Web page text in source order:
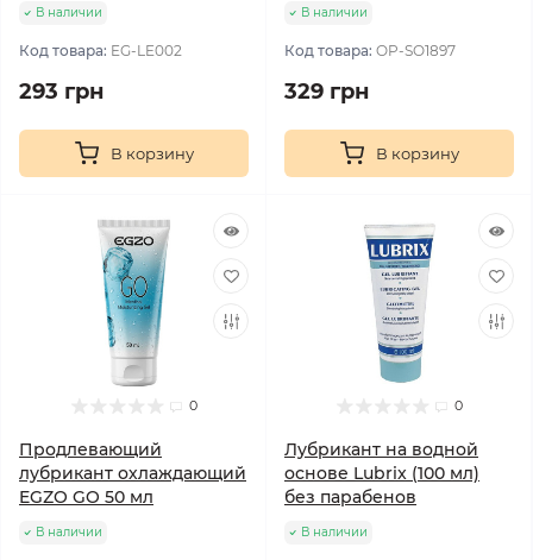
В наличии
Код товара: EG-LE002
293 грн
В корзину
В наличии
Код товара: OP-SO1897
329 грн
В корзину
0
Продлевающий
лубрикант охлаждающий
EGZO GO 50 мл
В наличии
0
Лубрикант на водной
основе Lubrix (100 мл)
без парабенов
В наличии